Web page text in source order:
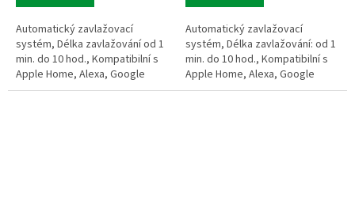
Automatický zavlažovací
systém, Délka zavlažování od 1
min. do 10 hod., Kompatibilní s
Apple Home, Alexa, Google
Home a dalšími systémy,
Automatický zavlažovací
systém, Délka zavlažování: od 1
min. do 10 hod., Kompatibilní s
Apple Home, Alexa, Google
Home a dalšími systémy,